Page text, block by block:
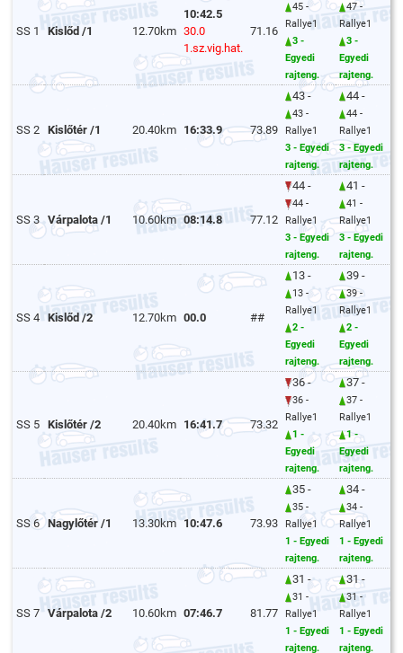
SS 1 Kislőd /1 12.70km
10:42.5
30.0
1.sz.vig.hat.
71.16
45 -
Rallye1
3 -
Egyedi
rajteng.
47 -
Rallye1
3 -
Egyedi
rajteng.
SS 2 Kislőtér /1 20.40km 16:33.9 73.89
43 -
43 -
Rallye1
3 - Egyedi
rajteng.
44 -
44 -
Rallye1
3 - Egyedi
rajteng.
SS 3 Várpalota /1 10.60km 08:14.8 77.12
44 -
44 -
Rallye1
3 - Egyedi
rajteng.
41 -
41 -
Rallye1
3 - Egyedi
rajteng.
SS 4 Kislőd /2 12.70km 00.0 ##
13 -
13 -
Rallye1
2 -
Egyedi
rajteng.
39 -
39 -
Rallye1
2 -
Egyedi
rajteng.
SS 5 Kislőtér /2 20.40km 16:41.7 73.32
36 -
36 -
Rallye1
1 -
Egyedi
rajteng.
37 -
37 -
Rallye1
1 -
Egyedi
rajteng.
SS 6 Nagylőtér /1 13.30km 10:47.6 73.93
35 -
35 -
Rallye1
1 - Egyedi
rajteng.
34 -
34 -
Rallye1
1 - Egyedi
rajteng.
SS 7 Várpalota /2 10.60km 07:46.7 81.77
31 -
31 -
Rallye1
1 - Egyedi
rajteng.
31 -
31 -
Rallye1
1 - Egyedi
rajteng.